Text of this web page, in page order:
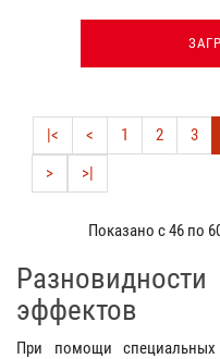
|< < 1 2 3
>
>|
Показано с 46 по
эффектов
При помощи специальных